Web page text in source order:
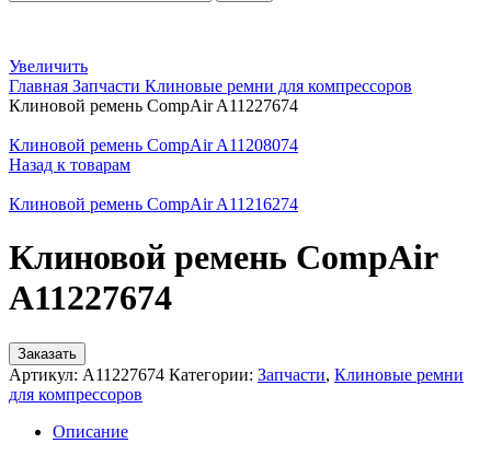
Увеличить
Главная Запчасти Клиновые ремни для компрессоров
Клиновой ремень CompAir A11227674
Клиновой ремень CompAir A11208074
Назад к товарам
Клиновой ремень CompAir A11216274
Клиновой ремень CompAir
A11227674
Заказать
Артикул: A11227674 Категории: Запчасти, Клиновые ремни
для компрессоров
Описание